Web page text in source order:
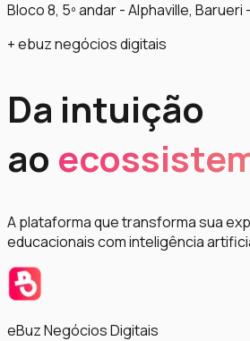
Bloco 8, 5º andar - Alphaville, Barueri
+ ebuz negócios digitais
Da intuição
ao
A plataforma que transforma sua
educacionais com inteligência
eBuz Negócios Digitais